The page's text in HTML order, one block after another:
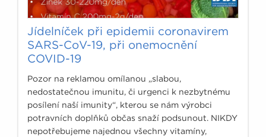
Jídelníček při epidemii coronavirem
SARS-CoV-19, při onemocnění
COVID-19
Pozor na reklamou omílanou „slabou,
nedostatečnou imunitu, či urgenci k nezbytnému
posílení naší imunity“, kterou se nám výrobci
potravních doplňků občas snaží podsunout. NIKDY
nepotřebujeme najednou všechny vitamíny,